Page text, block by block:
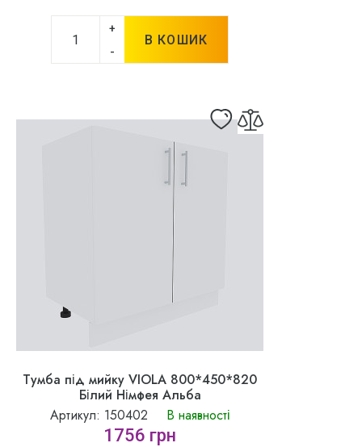
+
-
В КОШИК
Тумба під мийку VIOLA 800*450*820
Білий Німфея Альба
Артикул: 150402
В наявності
1756 грн